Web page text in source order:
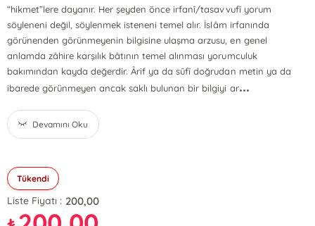
“hikmet”lere dayanır. Her şeyden önce irfanî/tasavvufî yorum
söyleneni değil, söylenmek isteneni temel alır. İslâm irfanında
görünenden görünmeyenin bilgisine ulaşma arzusu, en genel
anlamda zâhire karşılık bâtının temel alınması yorumculuk
bakımından kayda değerdir. Ârif ya da sûfî doğrudan metin ya da
ibarede görünmeyen ancak saklı bulunan bir bilgiyi ar...
Devamını Oku
Tükendi
Liste Fiyatı : 200,00